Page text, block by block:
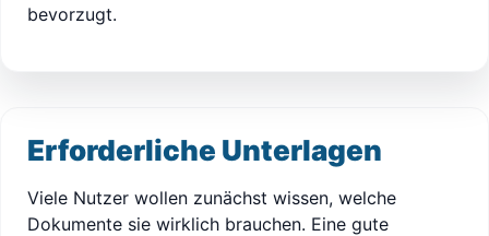
bevorzugt.
Erforderliche Unterlagen
Viele Nutzer wollen zunächst wissen, welche
Dokumente sie wirklich brauchen. Eine gute